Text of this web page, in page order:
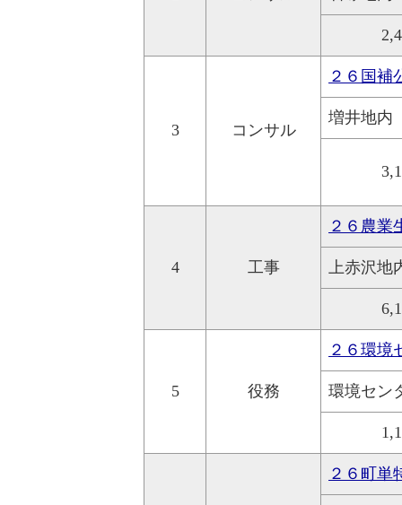
3 コンサル
２６国
増井地内
4 工事
２６農
上赤沢地
5 役務
２６環
環境セン
２６町